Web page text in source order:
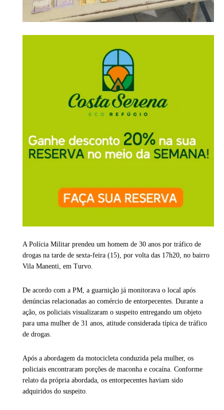
A Polícia Militar prendeu um homem de 30 anos por tráfico de
drogas na tarde de sexta-feira (15), por volta das 17h20, no bairro
Vila Manenti, em Turvo.
De acordo com a PM, a guarnição já monitorava o local após
denúncias relacionadas ao comércio de entorpecentes. Durante a
ação, os policiais visualizaram o suspeito entregando um objeto
para uma mulher de 31 anos, atitude considerada típica de tráfico
de drogas.
Após a abordagem da motocicleta conduzida pela mulher, os
policiais encontraram porções de maconha e cocaína. Conforme
relato da própria abordada, os entorpecentes haviam sido
adquiridos do suspeito.